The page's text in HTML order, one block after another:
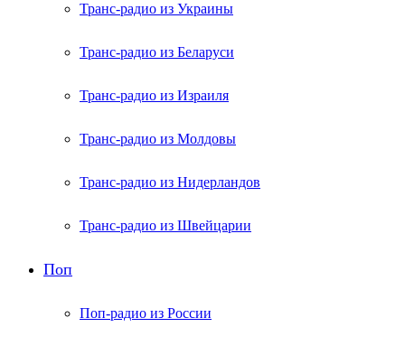
Транс-радио из Украины
Транс-радио из Беларуси
Транс-радио из Израиля
Транс-радио из Молдовы
Транс-радио из Нидерландов
Транс-радио из Швейцарии
Поп
Поп-радио из России